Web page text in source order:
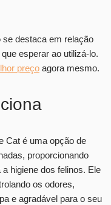
destaca em relação
esperar ao utilizá-lo.
preço agora mesmo.
Cat é uma opção de
proporcionando
higiene dos felinos. Ele
os odores,
e agradável para o seu